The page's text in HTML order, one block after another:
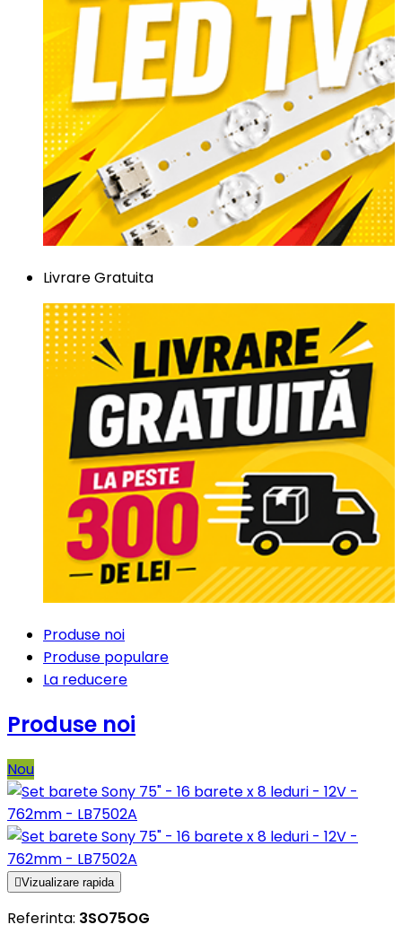
Livrare Gratuita
Produse noi
Produse populare
La reducere
Produse noi
Nou
Vizualizare rapida
Referinta: 3SO75OG